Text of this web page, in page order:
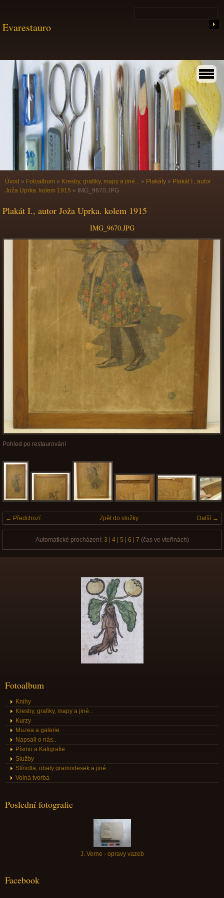
Evarestauro
Úvod » Fotoalbum » Kresby, grafiky, mapy a jiné... » Plakáty » Plakát I., autor
Joža Uprka. kolem 1915 » IMG_9670.JPG
Plakát I., autor Joža Uprka. kolem 1915
IMG_9670.JPG
Pohled po restaurování
← Předchozí Další →
Zpět do složky
Automatické procházení: 3 4| 5 6 7 (čas ve vteřinách)
Fotoalbum
Knihy
Kresby, grafiky, mapy a jiné...
Kurzy
Muzea a galerie
Napsali o nás..
Písmo a Kaligrafie
Služby
Stínidla, obaly gramodesek a jiné...
Volná tvorba
Poslední fotografie
J. Verne - opravy vazeb
Facebook